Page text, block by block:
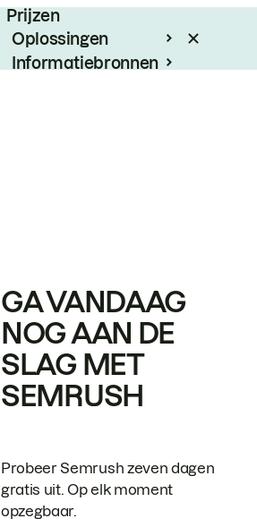
Prijzen
Oplossingen
Informatiebronnen
GA VANDAAG
NOG AAN DE
SLAG MET
SEMRUSH
Probeer Semrush zeven dagen
gratis uit. Op elk moment
opzegbaar.